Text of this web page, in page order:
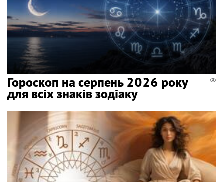
Гороскоп на серпень 2026 року
для всіх знаків зодіаку